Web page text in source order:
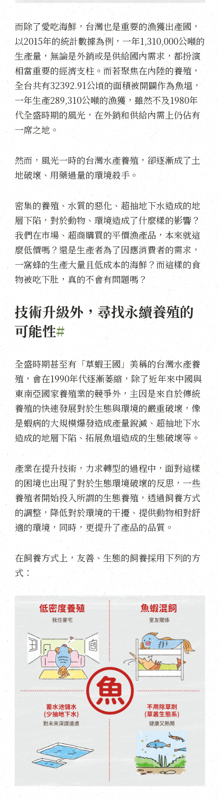
而除了愛吃海鮮，台灣也是重要的漁獲出產國，
以2015年的統計數據為例，一年1,310,000公噸的
生產量，無論是外銷或是供給國內需求，都扮演
相當重要的經濟支柱。而若聚焦在內陸的養殖，
全台共有32392.91公頃的面積被開闢作為魚塭，
一年生產289,310公噸的漁獲，雖然不及1980年
代全盛時期的風光，在外銷和供給內需上仍佔有
一席之地。
然而，風光一時的台灣水產養殖，卻逐漸成了土
地破壞、用藥過量的環境殺手。
密集的養殖、水質的惡化、超抽地下水造成的地
層下陷，對於動物、環境造成了什麼樣的影響？
我們在市場、超商購買的平價漁產品，本來就這
麼低價嗎？還是生產者為了因應消費者的需求，
一窩蜂的生產大量且低成本的海鮮？而這樣的食
物被吃下肚，真的不會有問題嗎？
技術升級外，尋找永續養殖的
可能性#
全盛時期甚至有「草蝦王國」美稱的台灣水產養
殖，會在1990年代逐漸萎縮，除了近年來中國與
東南亞國家養殖業的競爭外，主因是來自於傳統
養殖的快速發展對於生態與環境的嚴重破壞，像
是蝦病的大規模爆發造成產量銳減、超抽地下水
造成的地層下陷、拓展魚塭造成的生態破壞等。
產業在提升技術，力求轉型的過程中，面對這樣
的困境也出現了對於生態環境破壞的反思，一些
養殖者開始投入所謂的生態養殖，透過飼養方式
的調整，降低對於環境的干擾、提供動物相對舒
適的環境，同時，更提升了產品的品質。
在飼養方式上，友善、生態的飼養採用下列的方
式：